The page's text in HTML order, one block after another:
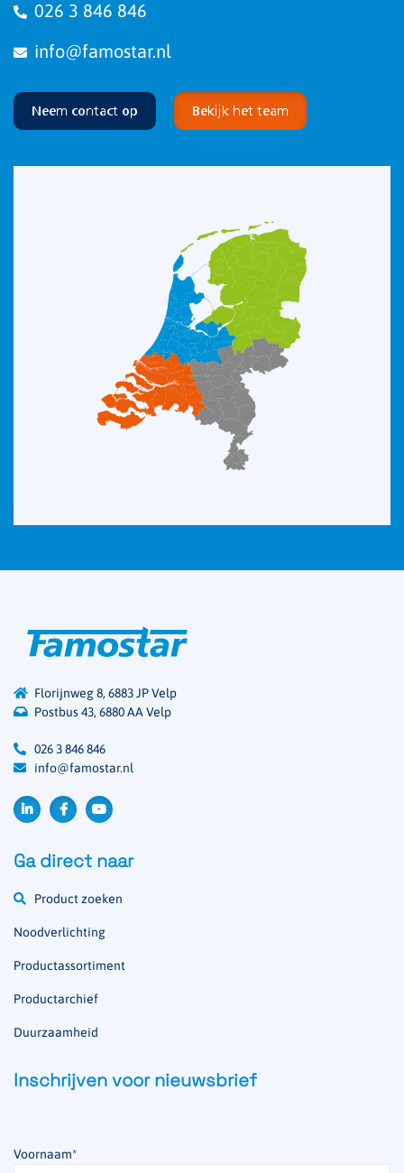
026 3 846 846
info@famostar.nl
Neem contact op Bekijk het team
Florijnweg 8, 6883 JP Velp
Postbus 43, 6880 AA Velp
026 3 846 846
info@famostar.nl
Ga direct naar
Product zoeken
Noodverlichting
Productassortiment
Productarchief
Duurzaamheid
Inschrijven voor nieuwsbrief
Voornaam*